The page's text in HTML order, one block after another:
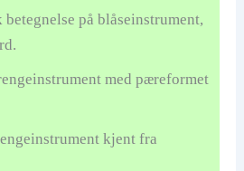
på blåseinstrument,
med pæreformet
kjent fra